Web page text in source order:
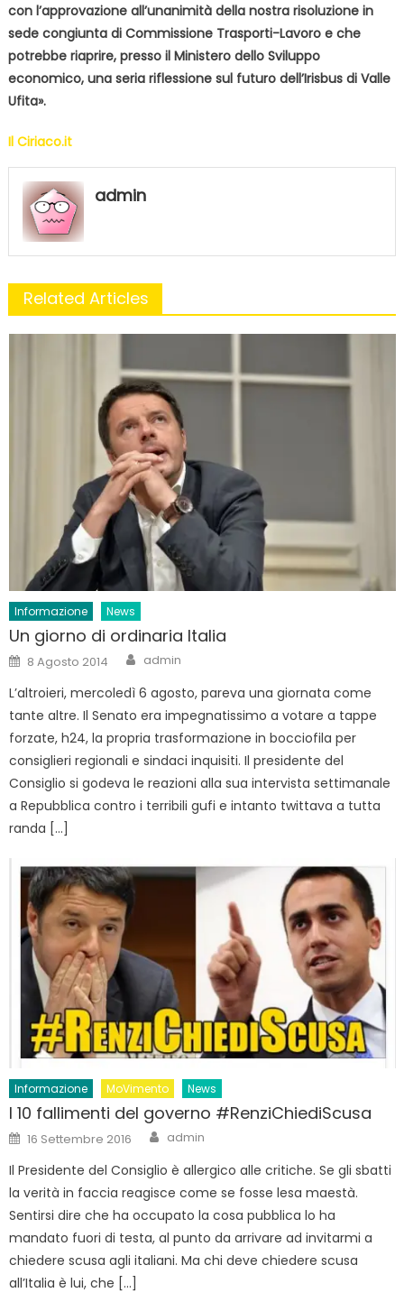
con l’approvazione all’unanimità della nostra risoluzione in
sede congiunta di Commissione Trasporti-Lavoro e che
potrebbe riaprire, presso il Ministero dello Sviluppo
economico, una seria riflessione sul futuro dell’Irisbus di Valle
Ufita».
Il Ciriaco.it
admin
Related Articles
Informazione News
Un giorno di ordinaria Italia
Posted
on
8 Agosto 2014 Author
admin
L’altroieri, mercoledì 6 agosto, pareva una giornata come
tante altre. Il Senato era impegnatissimo a votare a tappe
forzate, h24, la propria trasformazione in bocciofila per
consiglieri regionali e sindaci inquisiti. Il presidente del
Consiglio si godeva le reazioni alla sua intervista settimanale
a Repubblica contro i terribili gufi e intanto twittava a tutta
randa […]
Informazione MoVimento News
I 10 fallimenti del governo #RenziChiediScusa
Posted
on
16 Settembre 2016 Author
admin
Il Presidente del Consiglio è allergico alle critiche. Se gli sbatti
la verità in faccia reagisce come se fosse lesa maestà.
Sentirsi dire che ha occupato la cosa pubblica lo ha
mandato fuori di testa, al punto da arrivare ad invitarmi a
chiedere scusa agli italiani. Ma chi deve chiedere scusa
all’Italia è lui, che […]